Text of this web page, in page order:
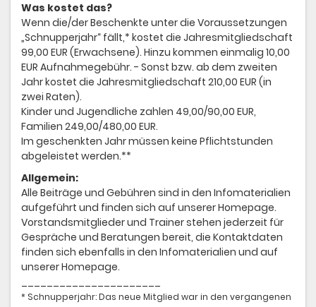
Was kostet das?
Wenn die/der Beschenkte unter die Voraussetzungen
„Schnupperjahr“ fällt,* kostet die Jahresmitgliedschaft
99,00 EUR (Erwachsene). Hinzu kommen einmalig 10,00
EUR Aufnahmegebühr. - Sonst bzw. ab dem zweiten
Jahr kostet die Jahresmitgliedschaft 210,00 EUR (in
zwei Raten).
Kinder und Jugendliche zahlen 49,00/90,00 EUR,
Familien 249,00/480,00 EUR.
Im geschenkten Jahr müssen keine Pflichtstunden
abgeleistet werden.**
Allgemein:
Alle Beiträge und Gebühren sind in den Infomaterialien
aufgeführt und finden sich auf unserer Homepage.
Vorstandsmitglieder und Trainer stehen jederzeit für
Gespräche und Beratungen bereit, die Kontaktdaten
finden sich ebenfalls in den Infomaterialien und auf
unserer Homepage.
* Schnupperjahr: Das neue Mitglied war in den vergangenen